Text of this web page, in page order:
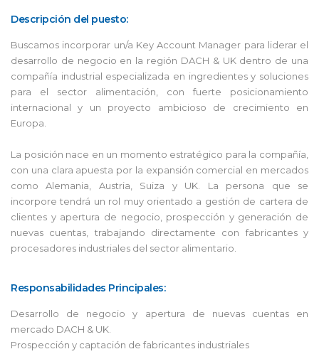
Descripción del puesto:
Buscamos incorporar un/a Key Account Manager para liderar el
desarrollo de negocio en la región DACH & UK dentro de una
compañía industrial especializada en ingredientes y soluciones
para el sector alimentación, con fuerte posicionamiento
internacional y un proyecto ambicioso de crecimiento en
Europa.
La posición nace en un momento estratégico para la compañía,
con una clara apuesta por la expansión comercial en mercados
como Alemania, Austria, Suiza y UK. La persona que se
incorpore tendrá un rol muy orientado a gestión de cartera de
clientes y apertura de negocio, prospección y generación de
nuevas cuentas, trabajando directamente con fabricantes y
procesadores industriales del sector alimentario.
Responsabilidades Principales:
Desarrollo de negocio y apertura de nuevas cuentas en
mercado DACH & UK.
Prospección y captación de fabricantes industriales